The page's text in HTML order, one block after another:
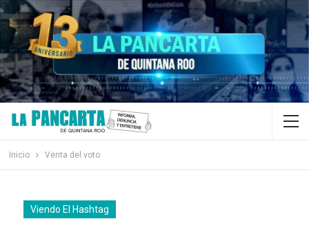
Inicio Venta del voto
Viendo El Hashtag